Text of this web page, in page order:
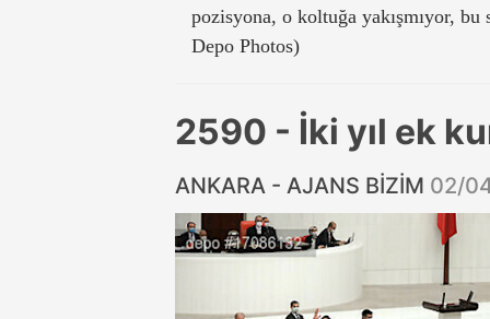
pozisyona, o koltuğa yakışmıyor,
Depo Photos)
2590 - İki yıl ek
ANKARA - AJANS BİZİM 02/